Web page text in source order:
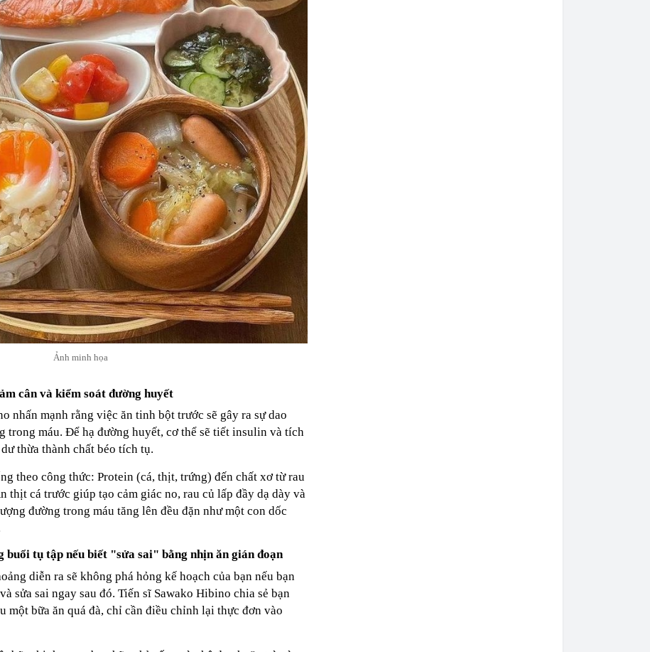
Ảnh minh họa
cân và kiểm soát đường huyết
nhấn mạnh rằng việc ăn tinh bột trước sẽ gây ra sự dao
trong máu. Để hạ đường huyết, cơ thể sẽ tiết insulin và tích
thừa thành chất béo tích tụ.
theo công thức: Protein (cá, thịt, trứng) đến chất xơ từ rau
thịt cá trước giúp tạo cảm giác no, rau củ lấp đầy dạ dày và
đường trong máu tăng lên đều đặn như một con dốc
buổi tụ tập nếu biết "sửa sai" bằng nhịn ăn gián đoạn
diễn ra sẽ không phá hỏng kế hoạch của bạn nếu bạn
sửa sai ngay sau đó. Tiến sĩ Sawako Hibino chia sẻ bạn
một bữa ăn quá đà, chỉ cần điều chỉnh lại thực đơn vào